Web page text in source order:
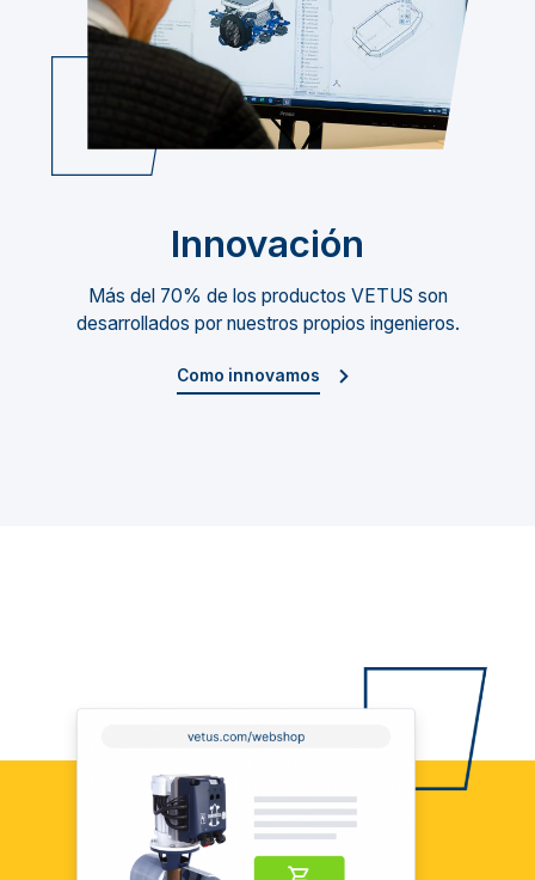
Innovación
Más del 70% de los productos VETUS son
desarrollados por nuestros propios ingenieros.
Como innovamos